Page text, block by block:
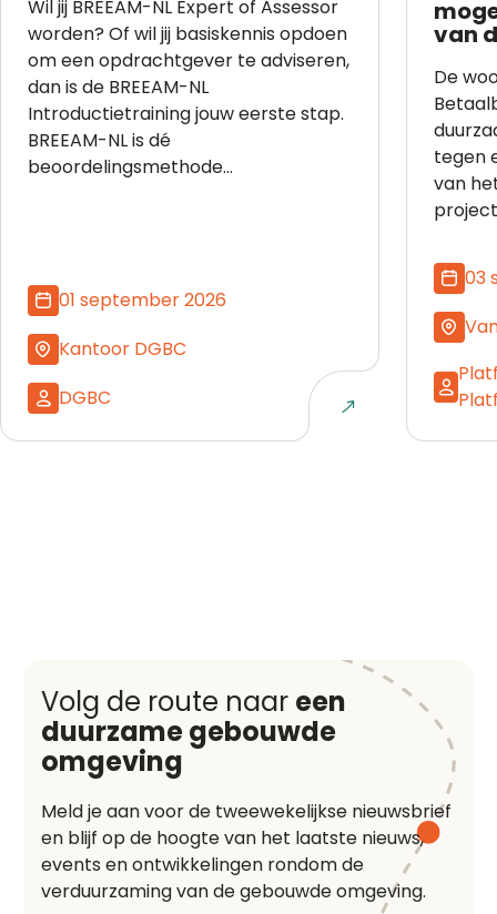
Wil jij BREEAM-NL Expert of Assessor
worden? Of wil jij basiskennis opdoen
om een opdrachtgever te adviseren,
dan is de BREEAM-NL
Introductietraining jouw eerste stap.
BREEAM-NL is dé
beoordelingsmethode...
01 september 2026
Kantoor DGBC
DGBC
Naar event
van
De
tegen
van
03
Volg de route naar een
duurzame gebouwde
omgeving
Meld je aan voor de tweewekelijkse nieuwsbrief
en blijf op de hoogte van het laatste nieuws,
events en ontwikkelingen rondom de
verduurzaming van de gebouwde omgeving.